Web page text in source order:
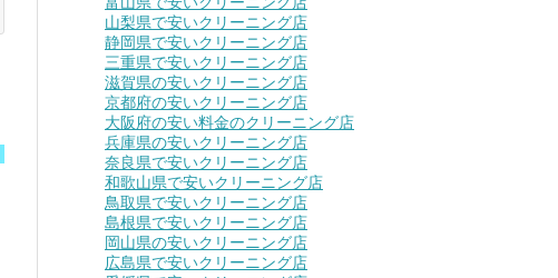
山梨県で安いクリーニング店
静岡県で安いクリーニング店
三重県で安いクリーニング店
滋賀県の安いクリーニング店
京都府の安いクリーニング店
大阪府の安い料金のクリーニング店
兵庫県の安いクリーニング店
奈良県で安いクリーニング店
和歌山県で安いクリーニング店
鳥取県で安いクリーニング店
島根県で安いクリーニング店
岡山県の安いクリーニング店
広島県で安いクリーニング店